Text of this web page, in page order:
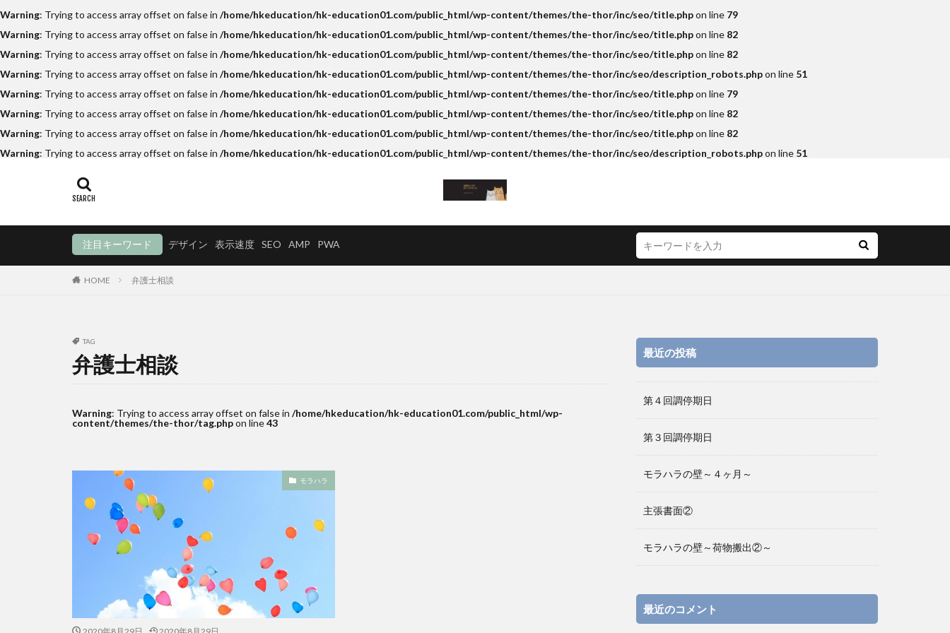
Warning: Trying to access array offset on false in /home/hkeducation/hk-education01.com/public_html/wp-content/themes/the-thor/inc/seo/title.phpon line 79
Warning: Trying to access array offset on false in /home/hkeducation/hk-education01.com/public_html/wp-content/themes/the-thor/inc/seo/title.phpon line 82
Warning: Trying to access array offset on false in /home/hkeducation/hk-education01.com/public_html/wp-content/themes/the-thor/inc/seo/title.phpon line 82
Warning: Trying to access array offset on false in /home/hkeducation/hk-education01.com/public_html/wp-content/themes/the-thor/inc/seo/description_robots.phpon line 51
Warning: Trying to access array offset on false in /home/hkeducation/hk-education01.com/public_html/wp-content/themes/the-thor/inc/seo/title.phpon line 79
Warning: Trying to access array offset on false in /home/hkeducation/hk-education01.com/public_html/wp-content/themes/the-thor/inc/seo/title.phpon line 82
Warning: Trying to access array offset on false in /home/hkeducation/hk-education01.com/public_html/wp-content/themes/the-thor/inc/seo/title.phpon line 82
Warning: Trying to access array offset on false in /home/hkeducation/hk-education01.com/public_html/wp-content/themes/the-thor/inc/seo/description_robots.phpon line 51
注目キーワード デザイン 表示速度 SEO AMP PWA
HOME 弁護士相談
TAG
弁護士相談
Warning: Trying to access array offset on false in /home/hkeducation/hk-education01.com/public_html/wp-
content/themes/the-thor/tag.phpon line43
モラハラ
最近の投稿
第４回調停期日
第３回調停期日
モラハラの壁～４ヶ月～
主張書面②
モラハラの壁～荷物搬出②～
最近のコメント